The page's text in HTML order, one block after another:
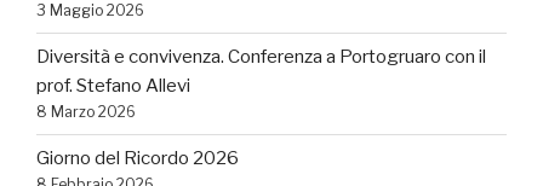
3 Maggio 2026
Diversità e convivenza. Conferenza a Portogruaro con il
prof. Stefano Allevi
8 Marzo 2026
Giorno del Ricordo 2026